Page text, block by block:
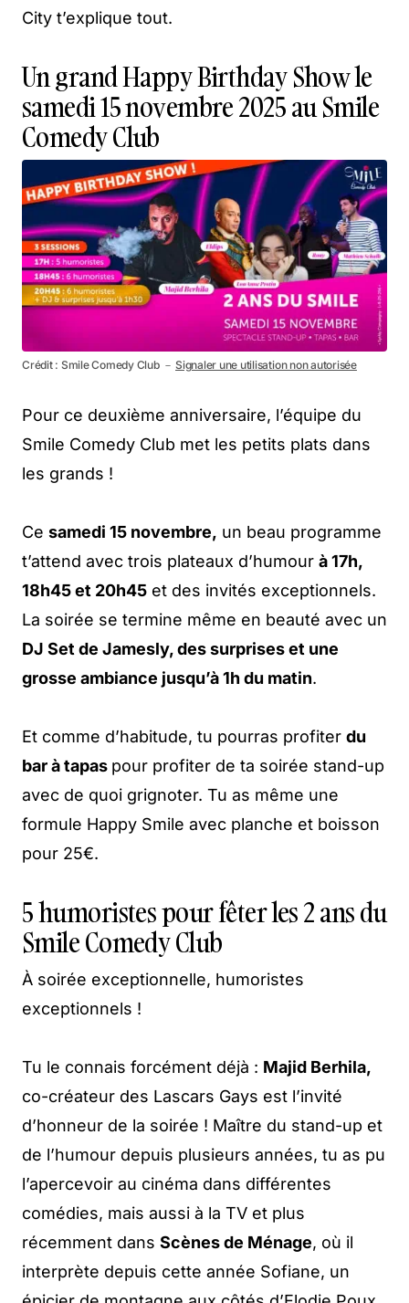
City t’explique tout.
Un grand Happy Birthday Show le
samedi 15 novembre 2025 au Smile
Comedy Club
Crédit : Smile Comedy Club －Signaler une utilisation non autorisée
Pour ce deuxième anniversaire, l’équipe du
Smile Comedy Club met les petits plats dans
les grands !
Ce samedi 15 novembre, un beau programme
t’attend avec trois plateaux d’humour à 17h,
18h45 et 20h45 et des invités exceptionnels.
La soirée se termine même en beauté avec un
DJ Set de Jamesly, des surprises et une
grosse ambiance jusqu’à 1h du matin.
Et comme d’habitude, tu pourras profiter du
bar à tapas pour profiter de ta soirée stand-up
avec de quoi grignoter. Tu as même une
formule Happy Smile avec planche et boisson
pour 25€.
5 humoristes pour fêter les 2 ans du
Smile Comedy Club
À soirée exceptionnelle, humoristes
exceptionnels !
Tu le connais forcément déjà : Majid Berhila,
co-créateur des Lascars Gays est l’invité
d’honneur de la soirée ! Maître du stand-up et
de l’humour depuis plusieurs années, tu as pu
l’apercevoir au cinéma dans différentes
comédies, mais aussi à la TV et plus
récemment dans Scènes de Ménage, où il
interprète depuis cette année Sofiane, un